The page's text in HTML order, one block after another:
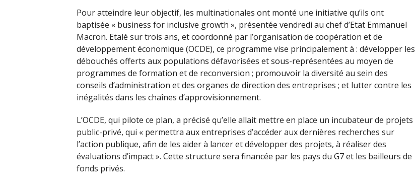
Pour atteindre leur objectif, les multinationales ont monté une initiative qu’ils ont
baptisée « business for inclusive growth », présentée vendredi au chef d’Etat Emmanuel
Macron. Etalé sur trois ans, et coordonné par l’organisation de coopération et de
développement économique (OCDE), ce programme vise principalement à : développer les
débouchés offerts aux populations défavorisées et sous-représentées au moyen de
programmes de formation et de reconversion ; promouvoir la diversité au sein des
conseils d’administration et des organes de direction des entreprises ; et lutter contre les
inégalités dans les chaînes d’approvisionnement.
L’OCDE, qui pilote ce plan, a précisé qu’elle allait mettre en place un incubateur de projets
public-privé, qui « permettra aux entreprises d’accéder aux dernières recherches sur
l’action publique, afin de les aider à lancer et développer des projets, à réaliser des
évaluations d’impact ». Cette structure sera financée par les pays du G7 et les bailleurs de
fonds privés.